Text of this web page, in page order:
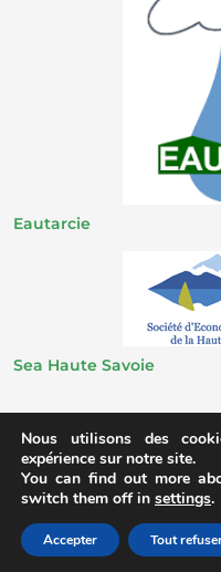
Eautarcie
Sea Haute Savoie
Toilettes Nature © 2020 –
Nous utilisons des
expérience sur notre site.
You can find out more
switch them off in settings.
Accepter Tout